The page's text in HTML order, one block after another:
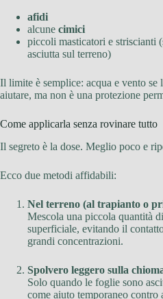
afidi
alcune cimici
piccoli masticatori e striscianti
asciutta sul terreno)
Il limite è semplice: acqua e vento
aiutare, ma non è una protezione
Come applicarla senza rovinare tutto
Il segreto è la dose. Meglio poco e
Ecco due metodi affidabili:
Nel terreno (al trapianto o
Mescola una piccola quantità
superficiale, evitando il
grandi concentrazioni.
Spolvero leggero sulla
Solo quando le foglie sono
come aiuto temporaneo